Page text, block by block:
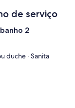
de serviço
2
duche · Sanita